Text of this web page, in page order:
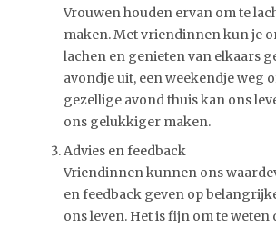
Vrouwen houden ervan om te
maken. Met vriendinnen kun je
lachen en genieten van elkaars
avondje uit, een weekendje weg
gezellige avond thuis kan ons
ons gelukkiger maken.
Advies en feedback
Vriendinnen kunnen ons
en feedback geven op
ons leven. Het is fijn om te weten